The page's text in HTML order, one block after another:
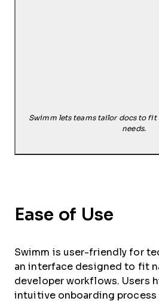
Swimm lets teams tailor docs to
needs.
Ease of Use
Swimm is user-friendly for
an interface designed to fit
developer workflows. Users
intuitive onboarding process